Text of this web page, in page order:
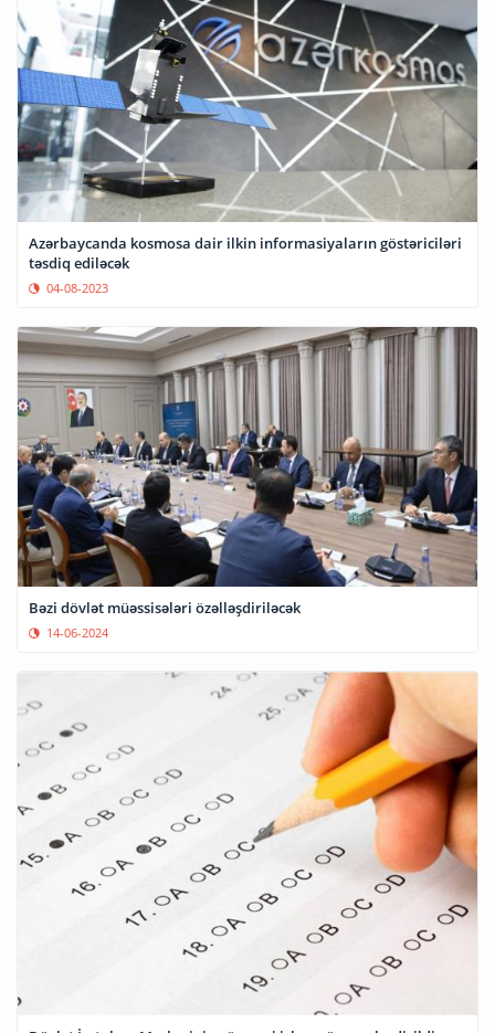
Azərbaycanda kosmosa dair ilkin informasiyaların göstəriciləri
təsdiq ediləcək
04-08-2023
Bəzi dövlət müəssisələri özəlləşdiriləcək
14-06-2024